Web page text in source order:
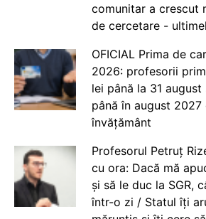
comunitar a crescut
de cercetare -
OFICIAL Prima de
2026: profesorii
lei până la 31
până în august 2027
învățământ
Profesorul Petruț
cu ora: Dacă mă
și să le duc la SGR,
într-o zi / Statul îți